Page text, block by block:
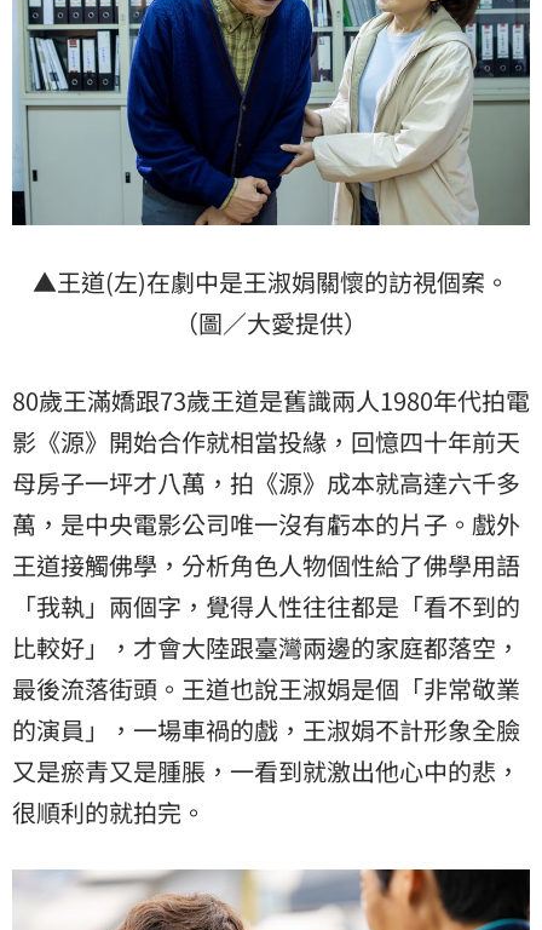
▲王道(左)在劇中是王淑娟關懷的訪視個案。
（圖／大愛提供）
80歲王滿嬌跟73歲王道是舊識兩人1980年代拍電
影《源》開始合作就相當投緣，回憶四十年前天
母房子一坪才八萬，拍《源》成本就高達六千多
萬，是中央電影公司唯一沒有虧本的片子。戲外
王道接觸佛學，分析角色人物個性給了佛學用語
「我執」兩個字，覺得人性往往都是「看不到的
比較好」，才會大陸跟臺灣兩邊的家庭都落空，
最後流落街頭。王道也說王淑娟是個「非常敬業
的演員」，一場車禍的戲，王淑娟不計形象全臉
又是瘀青又是腫脹，一看到就激出他心中的悲，
很順利的就拍完。